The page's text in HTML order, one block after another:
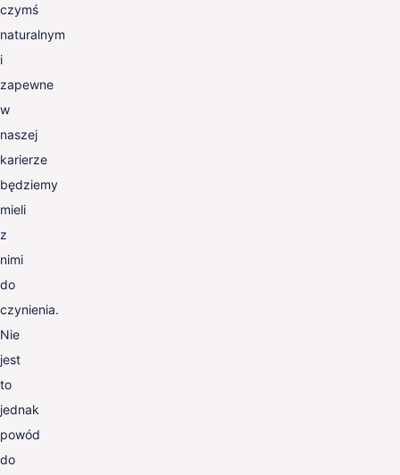
czymś
naturalnym
i
zapewne
w
naszej
karierze
będziemy
mieli
z
nimi
do
czynienia.
Nie
jest
to
jednak
powód
do